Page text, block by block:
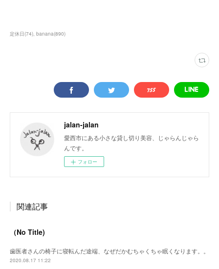
定休日(74) banana(890)
jalan-jalan
愛西市にある小さな貸し切り美容、じゃらんじゃら
んです。
フォロー
関連記事
（No Title)
歯医者さんの椅子に寝転んだ途端、なぜだかむちゃくちゃ眠くなります。。
2020.08.17 11:22